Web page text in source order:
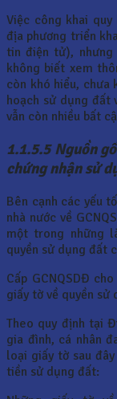
Việc công khai
địa phương triển
tin điện tử),
không biết xem
còn khó hiểu, chưa
hoạch sử dụng đất
vẫn còn nhiều bất
1.1.5.5 Nguồn
chứng nhận sử
Bên cạnh các yếu
nhà nước về
một trong những
quyền sử dụng đất
Cấp GCNQSDĐ
giấy tờ về quyền sử
Theo quy định tại
gia đình, cá nhân
loại giấy tờ sau
tiền sử dụng đất: